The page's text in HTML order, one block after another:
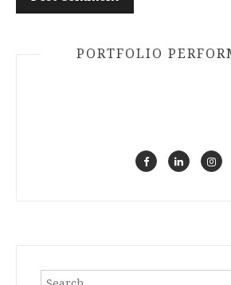
PORTFOLIO
Search